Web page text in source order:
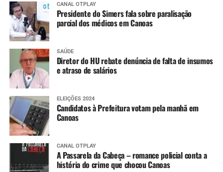
CANAL OTPLAY
Presidente do Simers fala sobre paralisação
parcial dos médicos em Canoas
SAÚDE
Diretor do HU rebate denúncia de falta de insumos
e atraso de salários
ELEIÇÕES 2024
Candidatos à Prefeitura votam pela manhã em
Canoas
CANAL OTPLAY
A Passarela da Cabeça – romance policial conta a
história do crime que chocou Canoas